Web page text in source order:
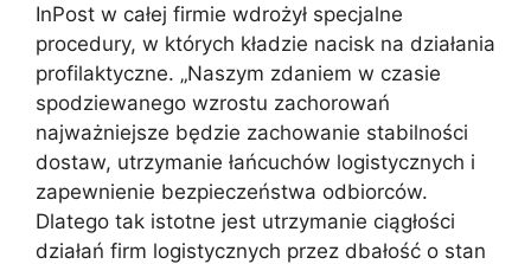
InPost w całej firmie wdrożył specjalne
procedury, w których kładzie nacisk na działania
profilaktyczne. „Naszym zdaniem w czasie
spodziewanego wzrostu zachorowań
najważniejsze będzie zachowanie stabilności
dostaw, utrzymanie łańcuchów logistycznych i
zapewnienie bezpieczeństwa odbiorców.
Dlatego tak istotne jest utrzymanie ciągłości
działań firm logistycznych przez dbałość o stan